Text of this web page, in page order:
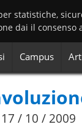
statistiche,
dai il consenso
Campus
17 / 10 / 2009